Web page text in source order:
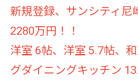
新規登録、サンシティ
2280万円！！
洋室 6帖、洋室 5.7帖、
グダイニングキッチン